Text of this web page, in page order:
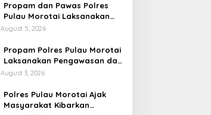
Propam dan Pawas Polres
Pulau Morotai Laksanakan
Pengecekan Pelayanan,
Mendapat Pelayanan Optimal
August 5, 2026
Propam Polres Pulau Morotai
Laksanakan Pengawasan dan
Pengecekan Personel Saat
Fungsi
August 3, 2026
Polres Pulau Morotai Ajak
Masyarakat Kibarkan